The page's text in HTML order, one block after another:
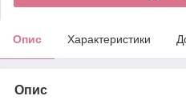
Опис Характеристики
Опис